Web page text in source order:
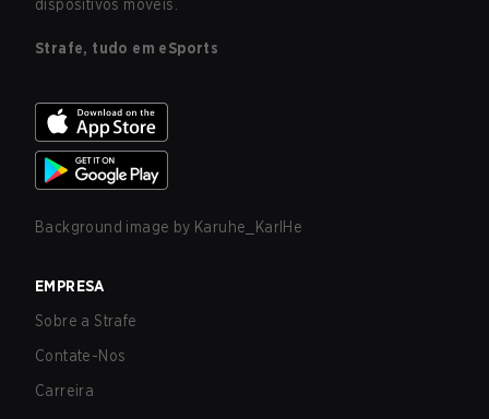
dispositivos móveis.
Strafe, tudo em eSports
Background image by Karuhe_KarlHe
EMPRESA
Sobre a Strafe
Contate-Nos
Carreira